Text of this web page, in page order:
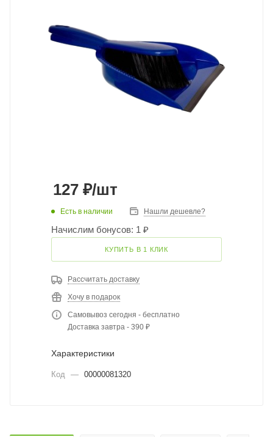
127 ₽/шт
Есть в наличии Нашли дешевле?
Начислим бонусов: 1 ₽
КУПИТЬ В 1 КЛИК
Рассчитать доставку
Хочу в подарок
Самовывоз сегодня - бесплатно
Доставка завтра - 390 ₽
Характеристики
Код — 00000081320